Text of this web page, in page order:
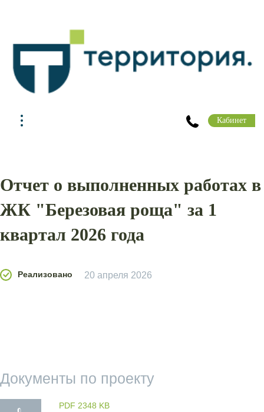
Кабинет
Отчет о выполненных работах в
ЖК "Березовая роща" за 1
квартал 2026 года
Реализовано 20 апреля 2026
Документы по проекту
PDF 2348 KB